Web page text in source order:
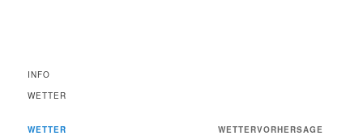
INFO
WETTER
WETTER WETTERVORHERSAGE